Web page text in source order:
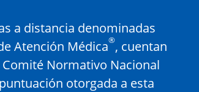
a distancia denominadas
Atención Médica®, cuentan
Normativo Nacional
otorgada a esta